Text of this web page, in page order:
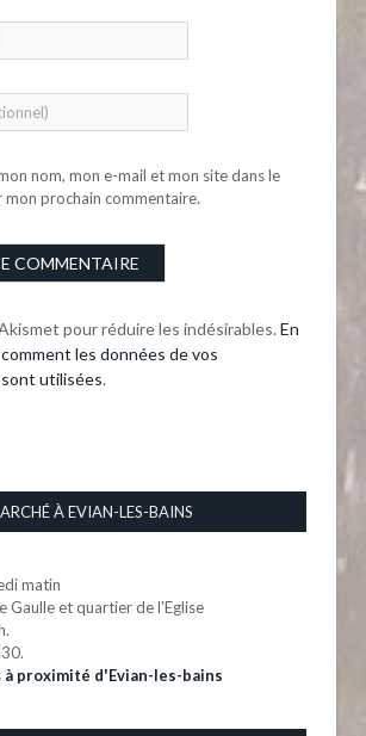
nom, mon e-mail et mon site dans le
prochain commentaire.
pour réduire les indésirables. En
les données de vos
utilisées.
À EVIAN-LES-BAINS
matin
Gaulle et quartier de l'Eglise
à proximité d'Evian-les-bains